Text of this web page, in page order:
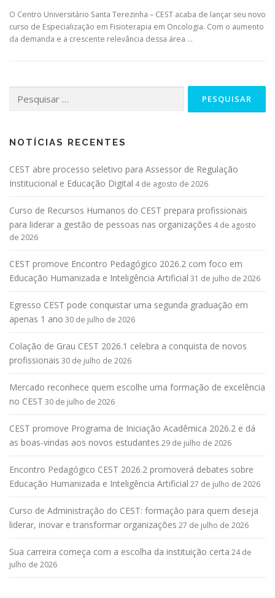
O Centro Universitário Santa Terezinha – CEST acaba de lançar seu novo
curso de Especialização em Fisioterapia em Oncologia. Com o aumento
da demanda e a crescente relevância dessa área …
NOTÍCIAS RECENTES
CEST abre processo seletivo para Assessor de Regulação
Institucional e Educação Digital 4 de agosto de 2026
Curso de Recursos Humanos do CEST prepara profissionais
para liderar a gestão de pessoas nas organizações 4 de agosto
de 2026
CEST promove Encontro Pedagógico 2026.2 com foco em
Educação Humanizada e Inteligência Artificial 31 de julho de 2026
Egresso CEST pode conquistar uma segunda graduação em
apenas 1 ano 30 de julho de 2026
Colação de Grau CEST 2026.1 celebra a conquista de novos
profissionais 30 de julho de 2026
Mercado reconhece quem escolhe uma formação de excelência
no CEST 30 de julho de 2026
CEST promove Programa de Iniciação Acadêmica 2026.2 e dá
as boas-vindas aos novos estudantes 29 de julho de 2026
Encontro Pedagógico CEST 2026.2 promoverá debates sobre
Educação Humanizada e Inteligência Artificial 27 de julho de 2026
Curso de Administração do CEST: formação para quem deseja
liderar, inovar e transformar organizações 27 de julho de 2026
Sua carreira começa com a escolha da instituição certa 24 de
julho de 2026